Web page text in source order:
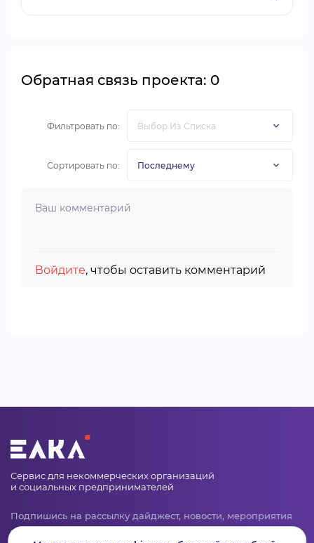
Обратная связь проекта: 0
Фильтровать по:
Сортировать по:
Войдите, чтобы оставить комментарий
Сервис для некоммерческих организаций
и социальных предпринимателей
Подпишись на рассылку дайджест, новости, мероприятия